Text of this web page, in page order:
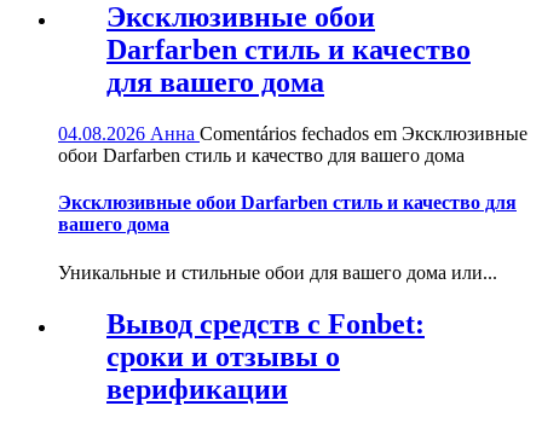
Эксклюзивные обои
Darfarben стиль и качество
для вашего дома
04.08.2026 Анна Comentários fechados em Эксклюзивные
обои Darfarben стиль и качество для вашего дома
Эксклюзивные обои Darfarben стиль и качество для
вашего дома
Уникальные и стильные обои для вашего дома или...
Вывод средств с Fonbet:
сроки и отзывы о
верификации